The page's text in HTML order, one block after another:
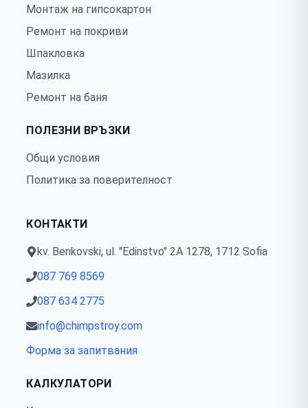
Монтаж на гипсокартон
Ремонт на покриви
Шпакловка
Мазилка
Ремонт на баня
ПОЛЕЗНИ ВРЪЗКИ
Общи условия
Политика за поверителност
КОНТАКТИ
kv. Benkovski, ul. "Edinstvo" 2А 1278, 1712 Sofia
087 769 8569
087 634 2775
info@chimpstroy.com
Форма за запитвания
КАЛКУЛАТОРИ